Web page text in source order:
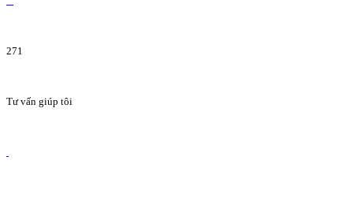
271
Tư vấn giúp tôi